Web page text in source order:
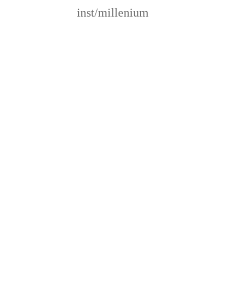
inst/millenium